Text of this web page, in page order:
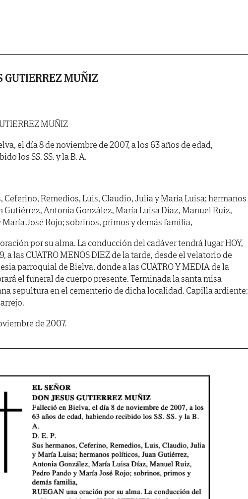
GUTIERREZ MUÑIZ
MUÑIZ
el día 8 de noviembre de 2007, a los 63 años de edad,
los SS. SS. y la B. A.
Ceferino, Remedios, Luis, Claudio, Julia y María Luisa; hermanos
Gutiérrez, Antonia González, María Luisa Díaz, Manuel Ruiz,
María José Rojo; sobrinos, primos y demás familia,
por su alma. La conducción del cadáver tendrá lugar HOY,
a las CUATRO MENOS DIEZ de la tarde, desde el velatorio de
parroquial de Bielva, donde a las CUATRO Y MEDIA de la
el funeral de cuerpo presente. Terminada la santa misa
sepultura en el cementerio de dicha localidad. Capilla ardiente:
de 2007.